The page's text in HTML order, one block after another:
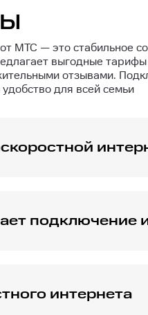
МТС — это стабильное
выгодные
отзывами.
для всей семьи
подключение
интернета